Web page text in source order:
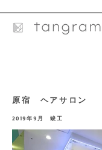
原宿 ヘアサロン
2019年9 月 竣工